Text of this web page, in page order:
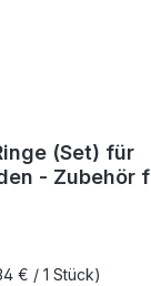
(Set) für
- Zubehör
€ / 1 Stück)